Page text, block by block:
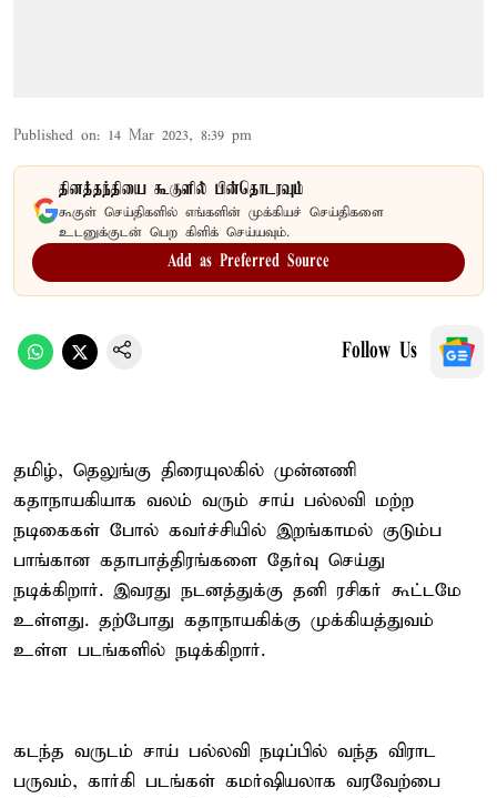
Published on: 14 Mar 2023, 8:39 pm
தினத்தந்தியை கூகுளில் பின்தொடரவும்
கூகுள் செய்திகளில் எங்களின் முக்கியச் செய்திகளை
உடனுக்குடன் பெற கிளிக் செய்யவும்.
Add as Preferred Source
Follow Us
தமிழ், தெலுங்கு திரையுலகில் முன்னணி
கதாநாயகியாக வலம் வரும் சாய் பல்லவி மற்ற
நடிகைகள் போல் கவர்ச்சியில் இறங்காமல் குடும்ப
பாங்கான கதாபாத்திரங்களை தேர்வு செய்து
நடிக்கிறார். இவரது நடனத்துக்கு தனி ரசிகர் கூட்டமே
உள்ளது. தற்போது கதாநாயகிக்கு முக்கியத்துவம்
உள்ள படங்களில் நடிக்கிறார்.
கடந்த வருடம் சாய் பல்லவி நடிப்பில் வந்த விராட
பருவம், கார்கி படங்கள் கமர்ஷியலாக வரவேற்பை